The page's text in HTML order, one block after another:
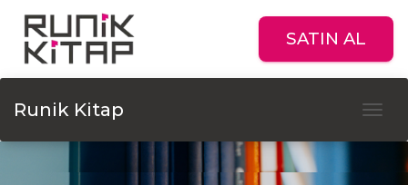
SATIN AL
Runik Kitap